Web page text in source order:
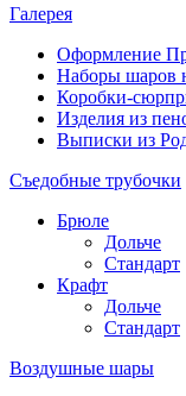
Галерея
Оформление
Наборы шаров
Коробки-
Изделия из
Выписки из
Съедобные трубочки
Брюле
Дольче
Стандарт
Крафт
Дольче
Стандарт
Воздушные шары